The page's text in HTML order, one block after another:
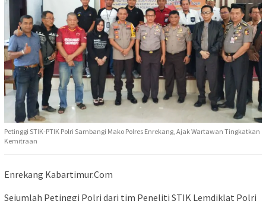
Petinggi STIK-PTIK Polri Sambangi Mako Polres Enrekang, Ajak Wartawan Tingkatkan
Kemitraan
Enrekang Kabartimur.Com
Sejumlah Petinggi Polri dari tim Peneliti STIK Lemdiklat Polri